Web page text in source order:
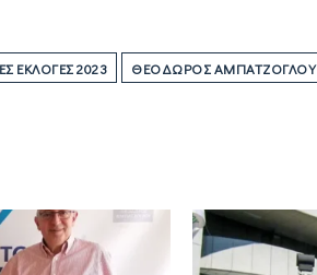
ΕΚΛΟΓΈΣ 2023 ΘΕΌΔΩΡΟΣ ΑΜΠΑΤΖΌΓΛΟΥ